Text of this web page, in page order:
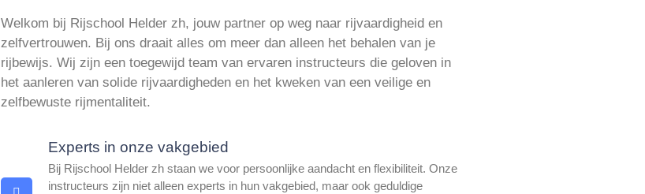
Welkom bij Rijschool Helder zh, jouw partner op weg naar rijvaardigheid en
zelfvertrouwen. Bij ons draait alles om meer dan alleen het behalen van je
rijbewijs. Wij zijn een toegewijd team van ervaren instructeurs die geloven in
het aanleren van solide rijvaardigheden en het kweken van een veilige en
zelfbewuste rijmentaliteit.
Experts in onze vakgebied
Bij Rijschool Helder zh staan we voor persoonlijke aandacht en flexibiliteit. Onze
instructeurs zijn niet alleen experts in hun vakgebied, maar ook geduldige